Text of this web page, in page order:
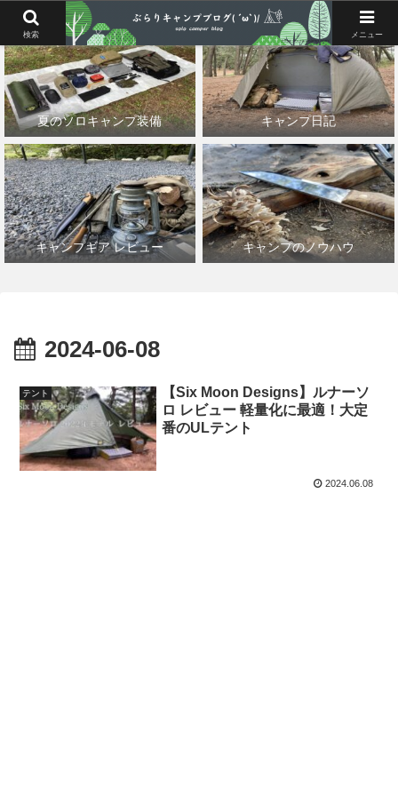
夏のソロキャンプ装備 キャンプ日記
キャンプギア レビュー キャンプのノウハウ
2024-06-08
テント
【Six Moon Designs】ルナーソ
ロ レビュー 軽量化に最適！大定
番のULテント
2024.06.08
検索 メニュー